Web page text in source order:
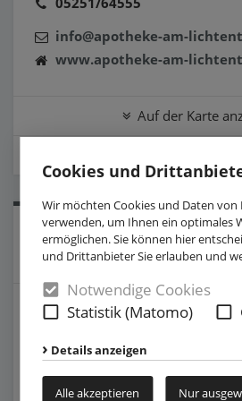
Cookies und
Wir möchten Cookies und Daten
verwenden, um Ihnen ein optimales
ermöglichen. Sie können hier
und Drittanbieter Sie erlauben und
Notwendige Cookies
Statistik (Matomo)
Details anzeigen
Alle akzeptieren Nur
info@apotheke-am-
www.apotheke-am-
Auf der Karte
Apotheke auf der Lieth
33100 Paderborn
Kategorie:Gesundheit